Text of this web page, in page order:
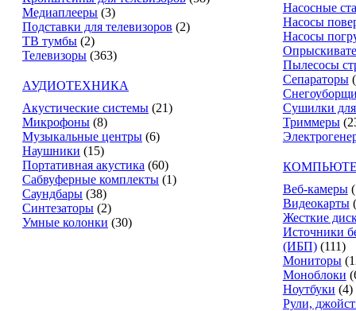
Медиаплееры (3)
Подставки для телевизоров (2)
ТВ тумбы (2)
Телевизоры (363)
АУДИОТЕХНИКА
Акустические системы (21)
Микрофоны (8)
Музыкальные центры (6)
Наушники (15)
Портативная акустика (60)
Сабвуферные комплекты (1)
Саундбары (38)
Синтезаторы (2)
Умные колонки (30)
Насосные
Насосы
Насосы
Пылесосы
Сепараторы
Сушилки
Триммеры
Веб-камеры
Видеокарты
Жесткие
Источники
(ИБП) (111)
Мониторы
Моноблоки
Ноутбуки (4)
Рули,